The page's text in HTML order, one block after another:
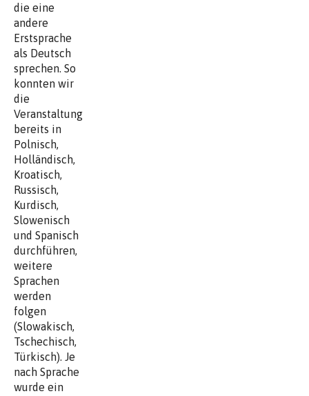
die eine
andere
Erstsprache
als Deutsch
sprechen. So
konnten wir
die
Veranstaltung
bereits in
Polnisch,
Holländisch,
Kroatisch,
Russisch,
Kurdisch,
Slowenisch
und Spanisch
durchführen,
weitere
Sprachen
werden
folgen
(Slowakisch,
Tschechisch,
Türkisch). Je
nach Sprache
wurde ein